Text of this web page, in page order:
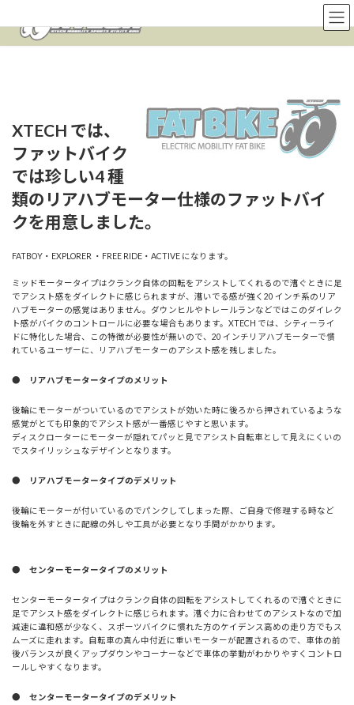
ン
ビ
XTECH では、
ファットバイク
では珍しい4 種
類のリアハブモーター仕様のファットバイ
クを用意しました。
FATBOY・EXPLORER ・FREE RIDE・ACTIVE になります。
ミッドモータータイプはクランク自体の回転をアシストしてくれるので漕ぐときに足
でアシスト感をダイレクトに感じられますが、漕いでる感が強く20 インチ系のリア
ハブモーターの感覚はありません。ダウンヒルやトレールランなどではこのダイレク
ト感がバイクのコントロールに必要な場合もあります。XTECH では、シティーライ
ドに特化した場合、この特徴が必要性が無いので、20 インチリアハブモーターで慣
れているユーザーに、リアハブモーターのアシスト感を残しました。
● リアハブモータータイプのメリット
後輪にモーターがついているのでアシストが効いた時に後ろから押されているような
感覚がとても印象的でアシスト感が一番感じやすと思います。
ディスクローターにモーターが隠れてパッと見でアシスト自転車として見えにくいの
でスタイリッシュなデザインとなります。
● リアハブモータータイプのデメリット
後輪にモーターが付いているのでパンクしてしまった際、ご自身で修理する時など
後輪を外すときに配線の外しや工具が必要となり手間がかかります。
● センターモータータイプのメリット
センターモータータイプはクランク自体の回転をアシストしてくれるので漕ぐときに
足でアシスト感をダイレクトに感じられます。漕ぐ力に合わせてのアシストなので加
減速に違和感が少なく、スポーツバイクに慣れた方のケイデンス高めの走り方でもス
ムーズに走れます。自転車の真ん中付近に重いモーターが配置されるので、車体の前
後バランスが良くアップダウンやコーナーなどで車体の挙動がわかりやすくコントロ
ールしやすくなります。
● センターモータータイプのデメリット